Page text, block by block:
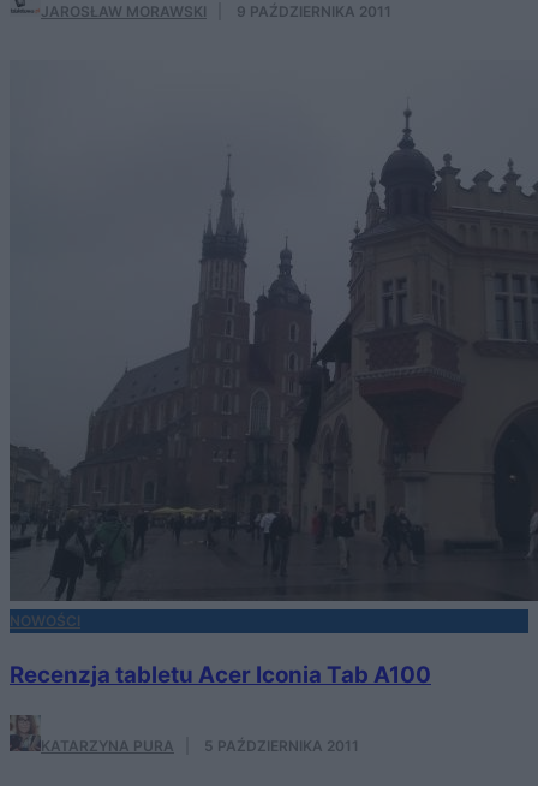
JAROSŁAW MORAWSKI 9 PAŹDZIERNIKA 2011
NOWOŚCI
Recenzja tabletu Acer Iconia Tab A100
KATARZYNA PURA 5 PAŹDZIERNIKA 2011